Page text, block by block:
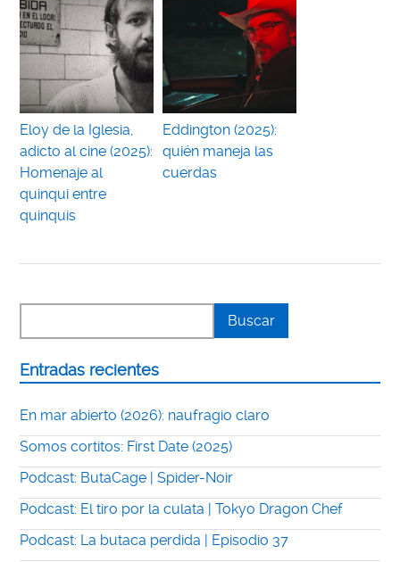
Eloy de la Iglesia,
adicto al cine (2025):
Homenaje al
quinqui entre
quinquis
Eddington (2025):
quién maneja las
cuerdas
Entradas recientes
En mar abierto (2026): naufragio claro
Somos cortitos: First Date (2025)
Podcast: ButaCage | Spider-Noir
Podcast: El tiro por la culata | Tokyo Dragon Chef
Podcast: La butaca perdida | Episodio 37